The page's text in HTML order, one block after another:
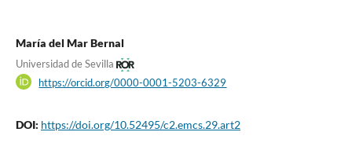
María del Mar Bernal
Universidad de Sevilla
https://orcid.org/0000-0001-5203-6329
DOI: https://doi.org/10.52495/c2.emcs.29.art2